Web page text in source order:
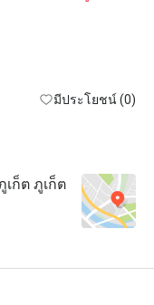
มีประโยชน์ (0)
เก็ต ภูเก็ต